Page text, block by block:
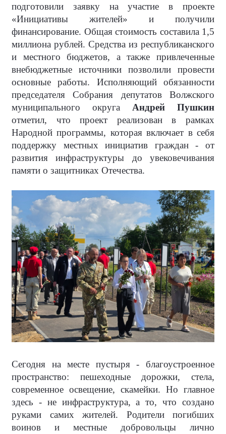
подготовили заявку на участие в проекте
«Инициативы жителей» и получили
финансирование. Общая стоимость составила 1,5
миллиона рублей. Средства из республиканского
и местного бюджетов, а также привлеченные
внебюджетные источники позволили провести
основные работы. Исполняющий обязанности
председателя Собрания депутатов Волжского
муниципального округа Андрей Пушкин
отметил, что проект реализован в рамках
Народной программы, которая включает в себя
поддержку местных инициатив граждан - от
развития инфраструктуры до увековечивания
памяти о защитниках Отечества.
Сегодня на месте пустыря - благоустроенное
пространство: пешеходные дорожки, стела,
современное освещение, скамейки. Но главное
здесь - не инфраструктура, а то, что создано
руками самих жителей. Родители погибших
воинов и местные добровольцы лично